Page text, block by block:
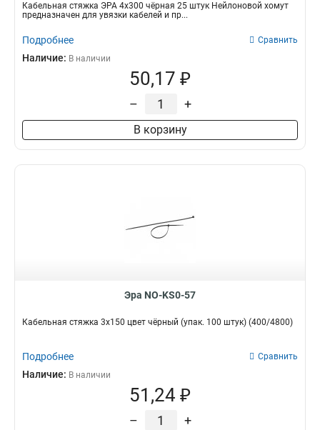
Кабельная стяжка ЭРА 4x300 чёрная 25 штук Нейлоновой хомут
предназначен для увязки кабелей и пр...
Подробнее Сравнить
Наличие: В наличии
50,17 ₽
– +
В корзину
Эра NO-KS0-57
Кабельная стяжка 3х150 цвет чёрный (упак. 100 штук) (400/4800)
Подробнее Сравнить
Наличие: В наличии
51,24 ₽
– +